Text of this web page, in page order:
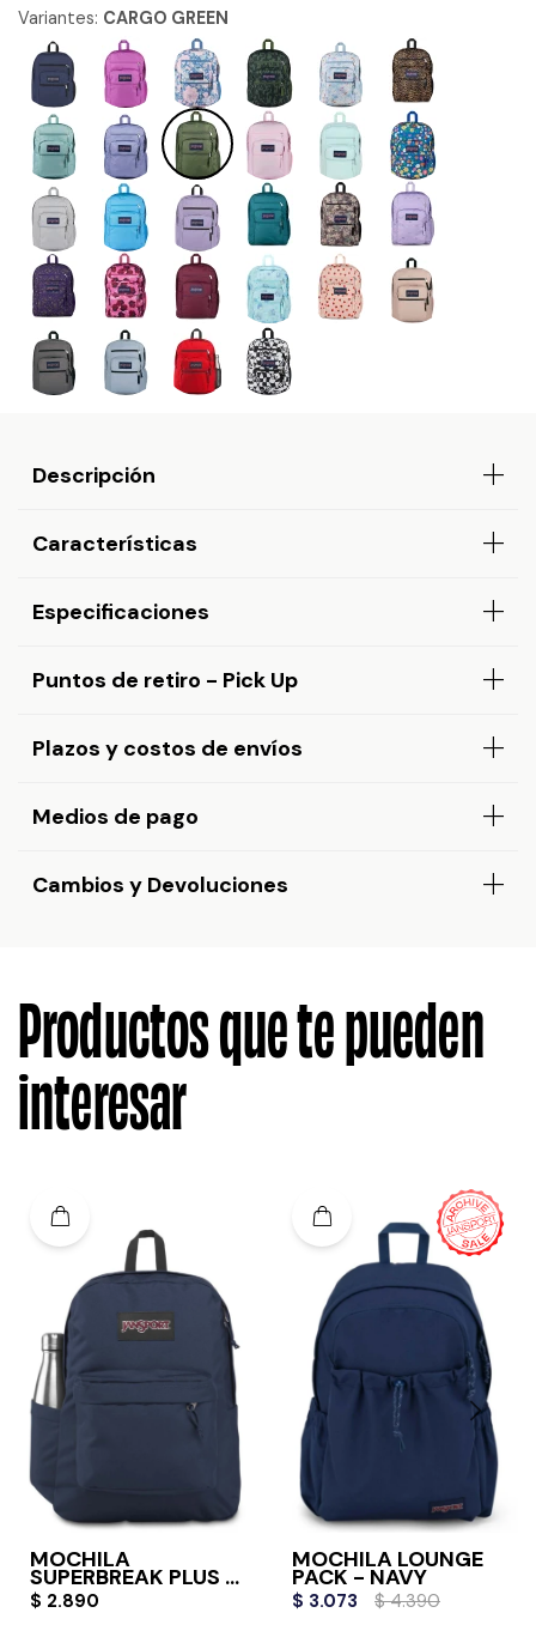
Variantes: CARGO GREEN
Descripción
Características
Especificaciones
Puntos de retiro - Pick Up
Plazos y costos de envíos
Medios de pago
Cambios y Devoluciones
Productos que te pueden
interesar
MOCHILA
SUPERBREAK PLUS -
NAVY
$ 2.890
MOCHILA LOUNGE
PACK - NAVY
$ 3.073 $ 4.390